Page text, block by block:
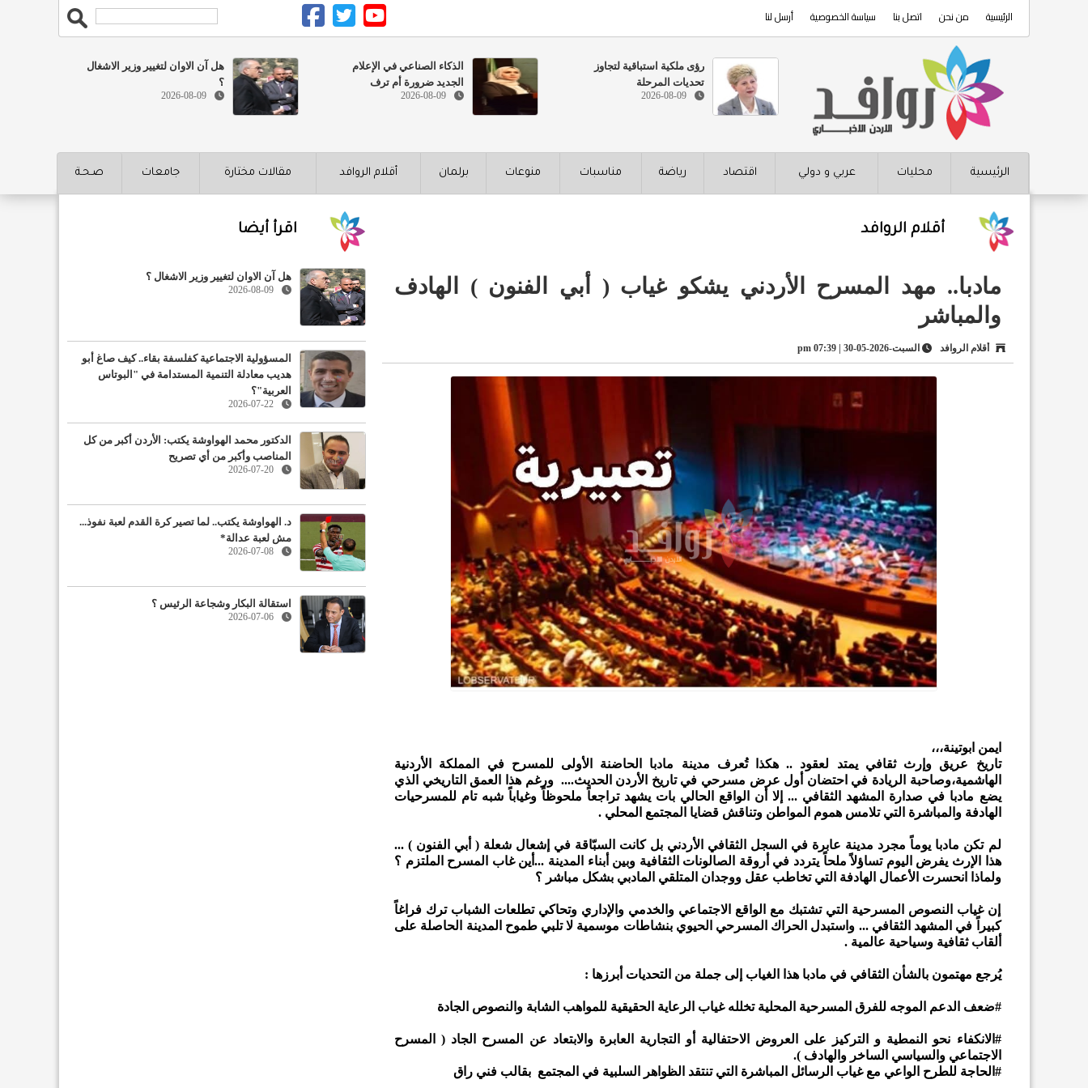
الرئيسية من نحن اتصل بنا سياسة الخصوصية أرسل لنا
رؤى ملكية استباقية لتجاوز
تحديات المرحلة
2026-08-09
الذكاء الصناعي في الإعلام
الجديد ضرورة أم ترف
2026-08-09
هل آن الاوان لتغيير وزير الاشغال
؟
2026-08-09
الرئيسية محليات عربي و دولي اقتصاد رياضة مناسبات منوعات برلمان أقلام الروافد مقالات مختارة جامعات صـحـة
أقلام الروافد
مادبا.. مهد المسرح الأردني يشكو غياب ( أبي الفنون ) الهادف
والمباشر
أقلام الروافد السبت-2026-05-30 | 07:39 pm
ايمن ابوتينة،،،
​تاريخ عريق وإرث ثقافي يمتد لعقود .. هكذا تُعرف مدينة مادبا الحاضنة الأولى للمسرح في المملكة الأردنية
الهاشمية،وصاحبة الريادة في احتضان أول عرض مسرحي في تاريخ الأردن الحديث.... ورغم هذا العمق التاريخي الذي
يضع مادبا في صدارة المشهد الثقافي ... إلا أن الواقع الحالي بات يشهد تراجعاً ملحوظاً وغياباً شبه تام للمسرحيات
الهادفة والمباشرة التي تلامس هموم المواطن وتناقش قضايا المجتمع المحلي .
​لم تكن مادبا يوماً مجرد مدينة عابرة في السجل الثقافي الأردني بل كانت السبّاقة في إشعال شعلة ( أبي الفنون ) ...
هذا الإرث يفرض اليوم تساؤلاً ملحاً يتردد في أروقة الصالونات الثقافية وبين أبناء المدينة ...أين غاب المسرح الملتزم ؟
ولماذا انحسرت الأعمال الهادفة التي تخاطب عقل ووجدان المتلقي المادبي بشكل مباشر ؟
​إن غياب النصوص المسرحية التي تشتبك مع الواقع الاجتماعي والخدمي والإداري وتحاكي تطلعات الشباب ترك فراغاً
كبيراً في المشهد الثقافي ... واستبدل الحراك المسرحي الحيوي بنشاطات موسمية لا تلبي طموح المدينة الحاصلة على
ألقاب ثقافية وسياحية عالمية .
​يُرجع مهتمون بالشأن الثقافي في مادبا هذا الغياب إلى جملة من التحديات أبرزها :
#ضعف الدعم الموجه للفرق المسرحية المحلية تخلله غياب الرعاية الحقيقية للمواهب الشابة والنصوص الجادة
#الانكفاء نحو النمطية و التركيز على العروض الاحتفالية أو التجارية العابرة والابتعاد عن المسرح الجاد ( المسرح
الاجتماعي والسياسي الساخر والهادف ).
#الحاجة للطرح الواعي مع غياب الرسائل المباشرة التي تنتقد الظواهر السلبية في المجتمع بقالب فني راق
اقرأ أيضا
هل آن الاوان لتغيير وزير الاشغال ؟
2026-08-09
المسؤولية الاجتماعية كفلسفة بقاء.. كيف صاغ أبو
هديب معادلة التنمية المستدامة في "البوتاس
العربية"؟
2026-07-22
الدكتور محمد الهواوشة يكتب: الأردن أكبر من كل
المناصب وأكبر من أي تصريح
2026-07-20
د. الهواوشة يكتب.. لما تصير كرة القدم لعبة نفوذ...
مش لعبة عدالة*
2026-07-08
استقالة البكار وشجاعة الرئيس ؟
2026-07-06